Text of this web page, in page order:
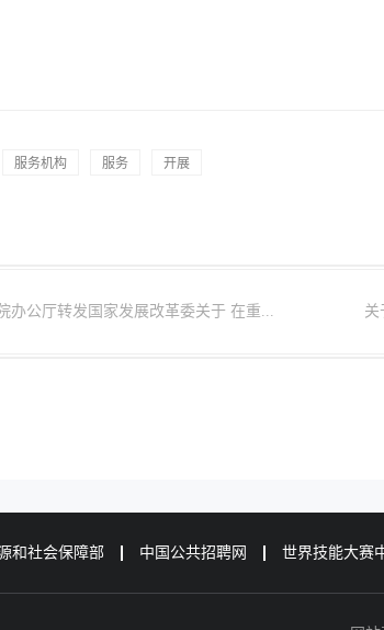
服务机构 服务 开展
办公厅转发国家发展改革委关于 在重... 关
和社会保障部 中国公共招聘网 世界技能大赛